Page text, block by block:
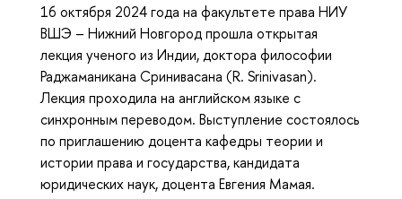
16 октября 2024 года на факультете права НИУ
ВШЭ – Нижний Новгород прошла открытая
лекция ученого из Индии, доктора философии
Раджаманикана Сринивасана (R. Srinivasan).
Лекция проходила на английском языке с
синхронным переводом. Выступление состоялось
по приглашению доцента кафедры теории и
истории права и государства, кандидата
юридических наук, доцента Евгения Мамая.